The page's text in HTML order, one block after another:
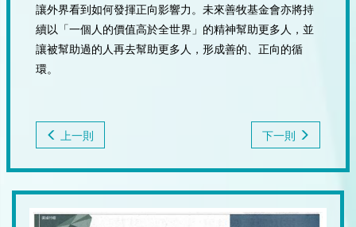
讓外界看到如何發揮正向影響力。未來善牧基金會亦將持
續以「一個人的價值高於全世界」的精神幫助更多人，並
讓被幫助過的人再去幫助更多人，形成善的、正向的循
環。
上一則 下一則